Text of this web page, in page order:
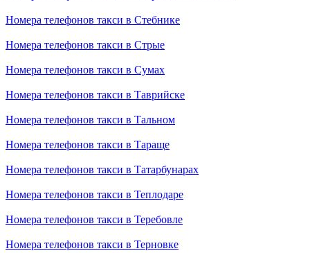
Номера телефонов такси в Стебнике
Номера телефонов такси в Стрые
Номера телефонов такси в Сумах
Номера телефонов такси в Таврийске
Номера телефонов такси в Тальном
Номера телефонов такси в Тараще
Номера телефонов такси в Татарбунарах
Номера телефонов такси в Теплодаре
Номера телефонов такси в Теребовле
Номера телефонов такси в Терновке